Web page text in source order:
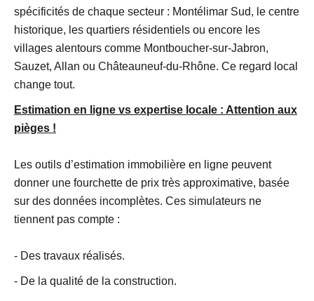
spécificités de chaque secteur : Montélimar Sud, le centre
historique, les quartiers résidentiels ou encore les
villages alentours comme Montboucher-sur-Jabron,
Sauzet, Allan ou Châteauneuf-du-Rhône. Ce regard local
change tout.
Estimation en ligne vs expertise locale : Attention aux
pièges !
Les outils d’estimation immobilière en ligne peuvent
donner une fourchette de prix très approximative, basée
sur des données incomplètes. Ces simulateurs ne
tiennent pas compte :
- Des travaux réalisés.
- De la qualité de la construction.